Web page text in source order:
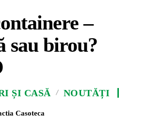
–
sau birou?
ȘI CASĂ NOUTĂȚI
Casoteca